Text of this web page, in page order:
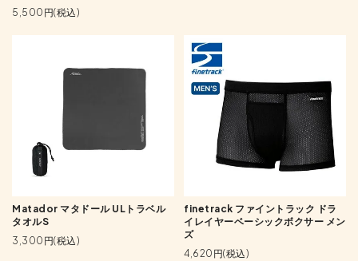
5,500円(税込)
Matador マタドール ULトラベル
タオルS
3,300円(税込)
finetrack ファイントラック ドラ
イレイヤーベーシックボクサー メン
ズ
4,620円(税込)